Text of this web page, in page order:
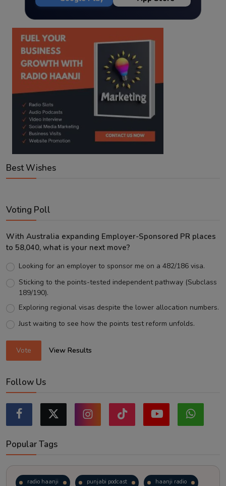
Best Wishes
Voting Poll
With Australia expanding Employer-Sponsored PR places
to 58,040, what is your next move?
Looking for an employer to sponsor me on a 482/186 visa.
Sticking to the points-tested independent pathway (Subclass
189/190).
Exploring regional visas despite the lower allocation numbers.
Just waiting to see how the points test reform unfolds.
Vote View Results
Follow Us
Popular Tags
radio haanji punjabi podcast haanji radio